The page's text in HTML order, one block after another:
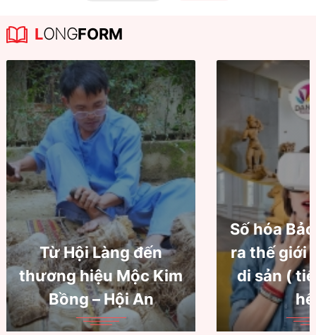
LONGFORM
Từ Hội Làng đến
thương hiệu Mộc Kim
Bồng – Hội An
Số hóa
ra thế giới
di sản (